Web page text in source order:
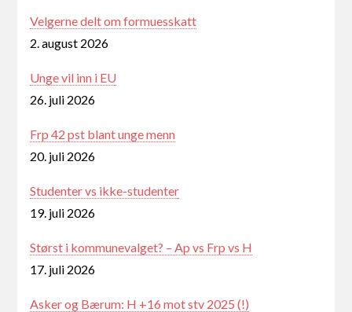
Velgerne delt om formuesskatt
2. august 2026
Unge vil inn i EU
26. juli 2026
Frp 42 pst blant unge menn
20. juli 2026
Studenter vs ikke-studenter
19. juli 2026
Størst i kommunevalget? – Ap vs Frp vs H
17. juli 2026
Asker og Bærum: H +16 mot stv 2025 (!)